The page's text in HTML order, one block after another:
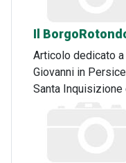
Il
Articolo dedicato a
Giovanni in
Santa